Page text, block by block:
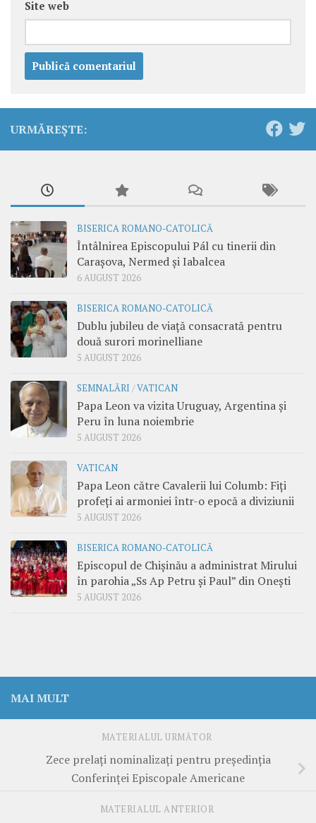
Site web
URMĂREȘTE:
BISERICA ROMANO-CATOLICĂ
Întâlnirea Episcopului Pál cu tinerii din
Carașova, Nermed și Iabalcea
6 AUGUST 2026
BISERICA ROMANO-CATOLICĂ
Dublu jubileu de viață consacrată pentru
două surori morinelliane
5 AUGUST 2026
SEMNALĂRI /VATICAN
Papa Leon va vizita Uruguay, Argentina și
Peru în luna noiembrie
5 AUGUST 2026
VATICAN
Papa Leon către Cavalerii lui Columb: Fiți
profeți ai armoniei într-o epocă a diviziunii
5 AUGUST 2026
BISERICA ROMANO-CATOLICĂ
Episcopul de Chișinău a administrat Mirului
în parohia „Ss Ap Petru și Paul” din Onești
5 AUGUST 2026
MAI MULT
MATERIALUL URMĂTOR
Zece prelaţi nominalizaţi pentru preşedinţia
Conferinţei Episcopale Americane
MATERIALUL ANTERIOR